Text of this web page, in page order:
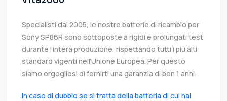
Specialisti dal 2005, le nostre batterie di ricambio per
Sony SP86R sono sottoposte a rigidi e prolungati test
durante l’intera produzione, rispettando tutti i più alti
standard vigenti nell’Unione Europea. Per questo
siamo orgogliosi di fornirti una garanzia di ben 1 anni.
In caso di dubbio se si tratta della batteria di cui hai